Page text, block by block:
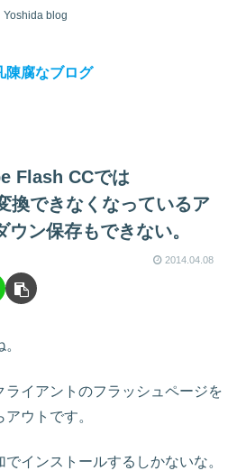
Yoshida blog
陳腐なブログ
Flash CCでは
できなくなっているア
ン保存もできない。
2014.04.08
ライアントのフラッシュページを
ウトです。
インストールするしかないな。